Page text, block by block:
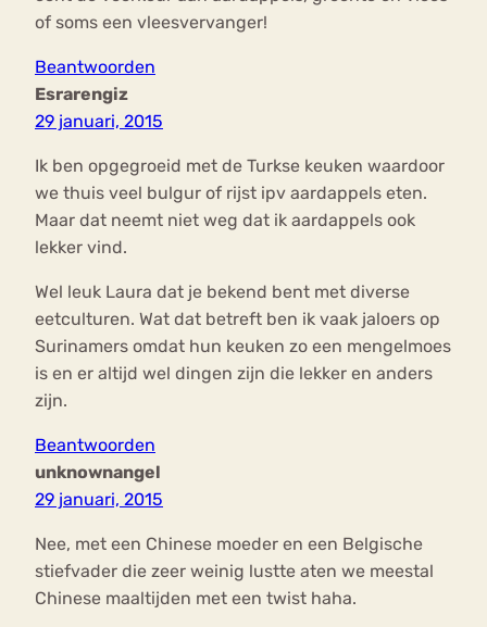
of soms een vleesvervanger!
Beantwoorden
Esrarengiz
29 januari, 2015
Ik ben opgegroeid met de Turkse keuken waardoor
we thuis veel bulgur of rijst ipv aardappels eten.
Maar dat neemt niet weg dat ik aardappels ook
lekker vind.
Wel leuk Laura dat je bekend bent met diverse
eetculturen. Wat dat betreft ben ik vaak jaloers op
Surinamers omdat hun keuken zo een mengelmoes
is en er altijd wel dingen zijn die lekker en anders
zijn.
Beantwoorden
unknownangel
29 januari, 2015
Nee, met een Chinese moeder en een Belgische
stiefvader die zeer weinig lustte aten we meestal
Chinese maaltijden met een twist haha.